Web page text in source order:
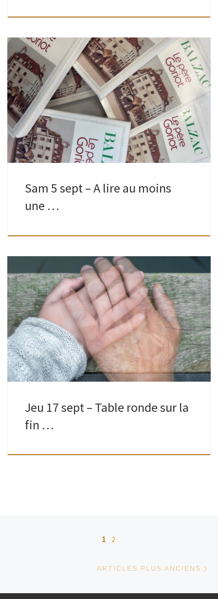
Ados-adultes | Bibliothèque de Boitsfort | 13H30 – 16H Que
votre vie soit encore courte ou déjà longue, comme
beaucoup, vous vous dites peut-être“ les classiques, je les
lirai un […]
Sam 5 sept – A lire au moins
une …
Adultes | Bibliothèque de Watermael | 18H30 – 20H30
Présentes à la Table ronde organisée, en avril, Betsy
Zbiegiel et Charlotte Dereppe, reviennent pour répondre
aux questions non abordées et […]
Jeu 17 sept – Table ronde sur la
fin …
1 2
ARTICLES PLUS ANCIENS